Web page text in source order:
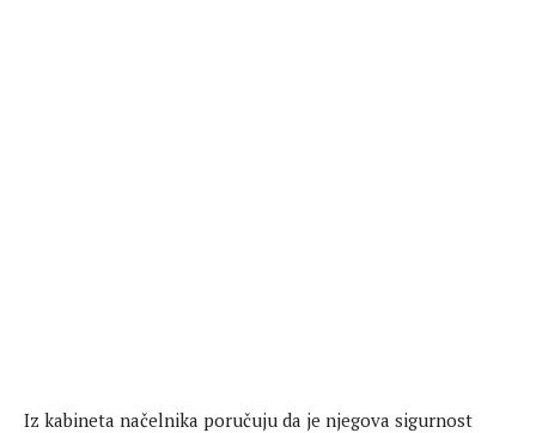
Iz kabineta načelnika poručuju da je njegova sigurnost